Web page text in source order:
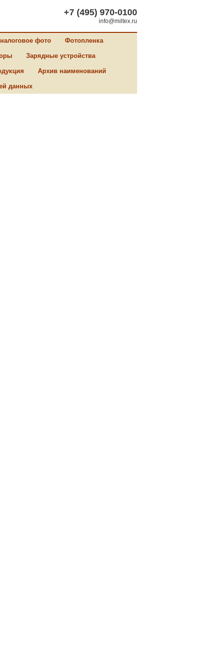
+7 (495) 970-0100
info@miltex.ru
фото Фотопленка
Зарядные устройства
Архив наименований
данных